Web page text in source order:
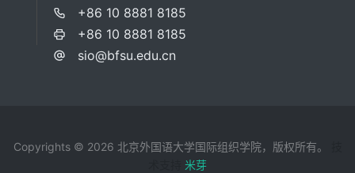
+86 10 8881 8185
+86 10 8881 8185
sio@bfsu.edu.cn
Copyrights © 2026 北京外国语大学国际组织学院，版权所有。
米芽